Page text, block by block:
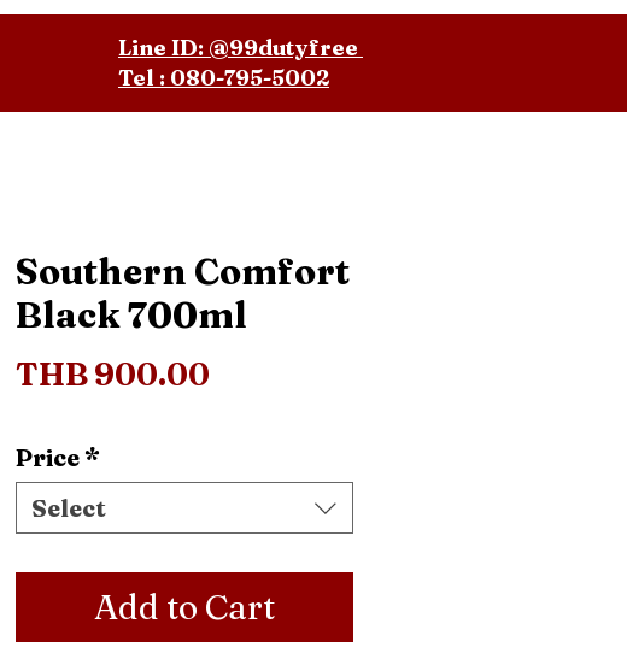
Line ID: @99dutyfree
Tel : 080-795-5002
Southern Comfort
Black 700ml
THB 900.00
Price *
Select
Add to Cart